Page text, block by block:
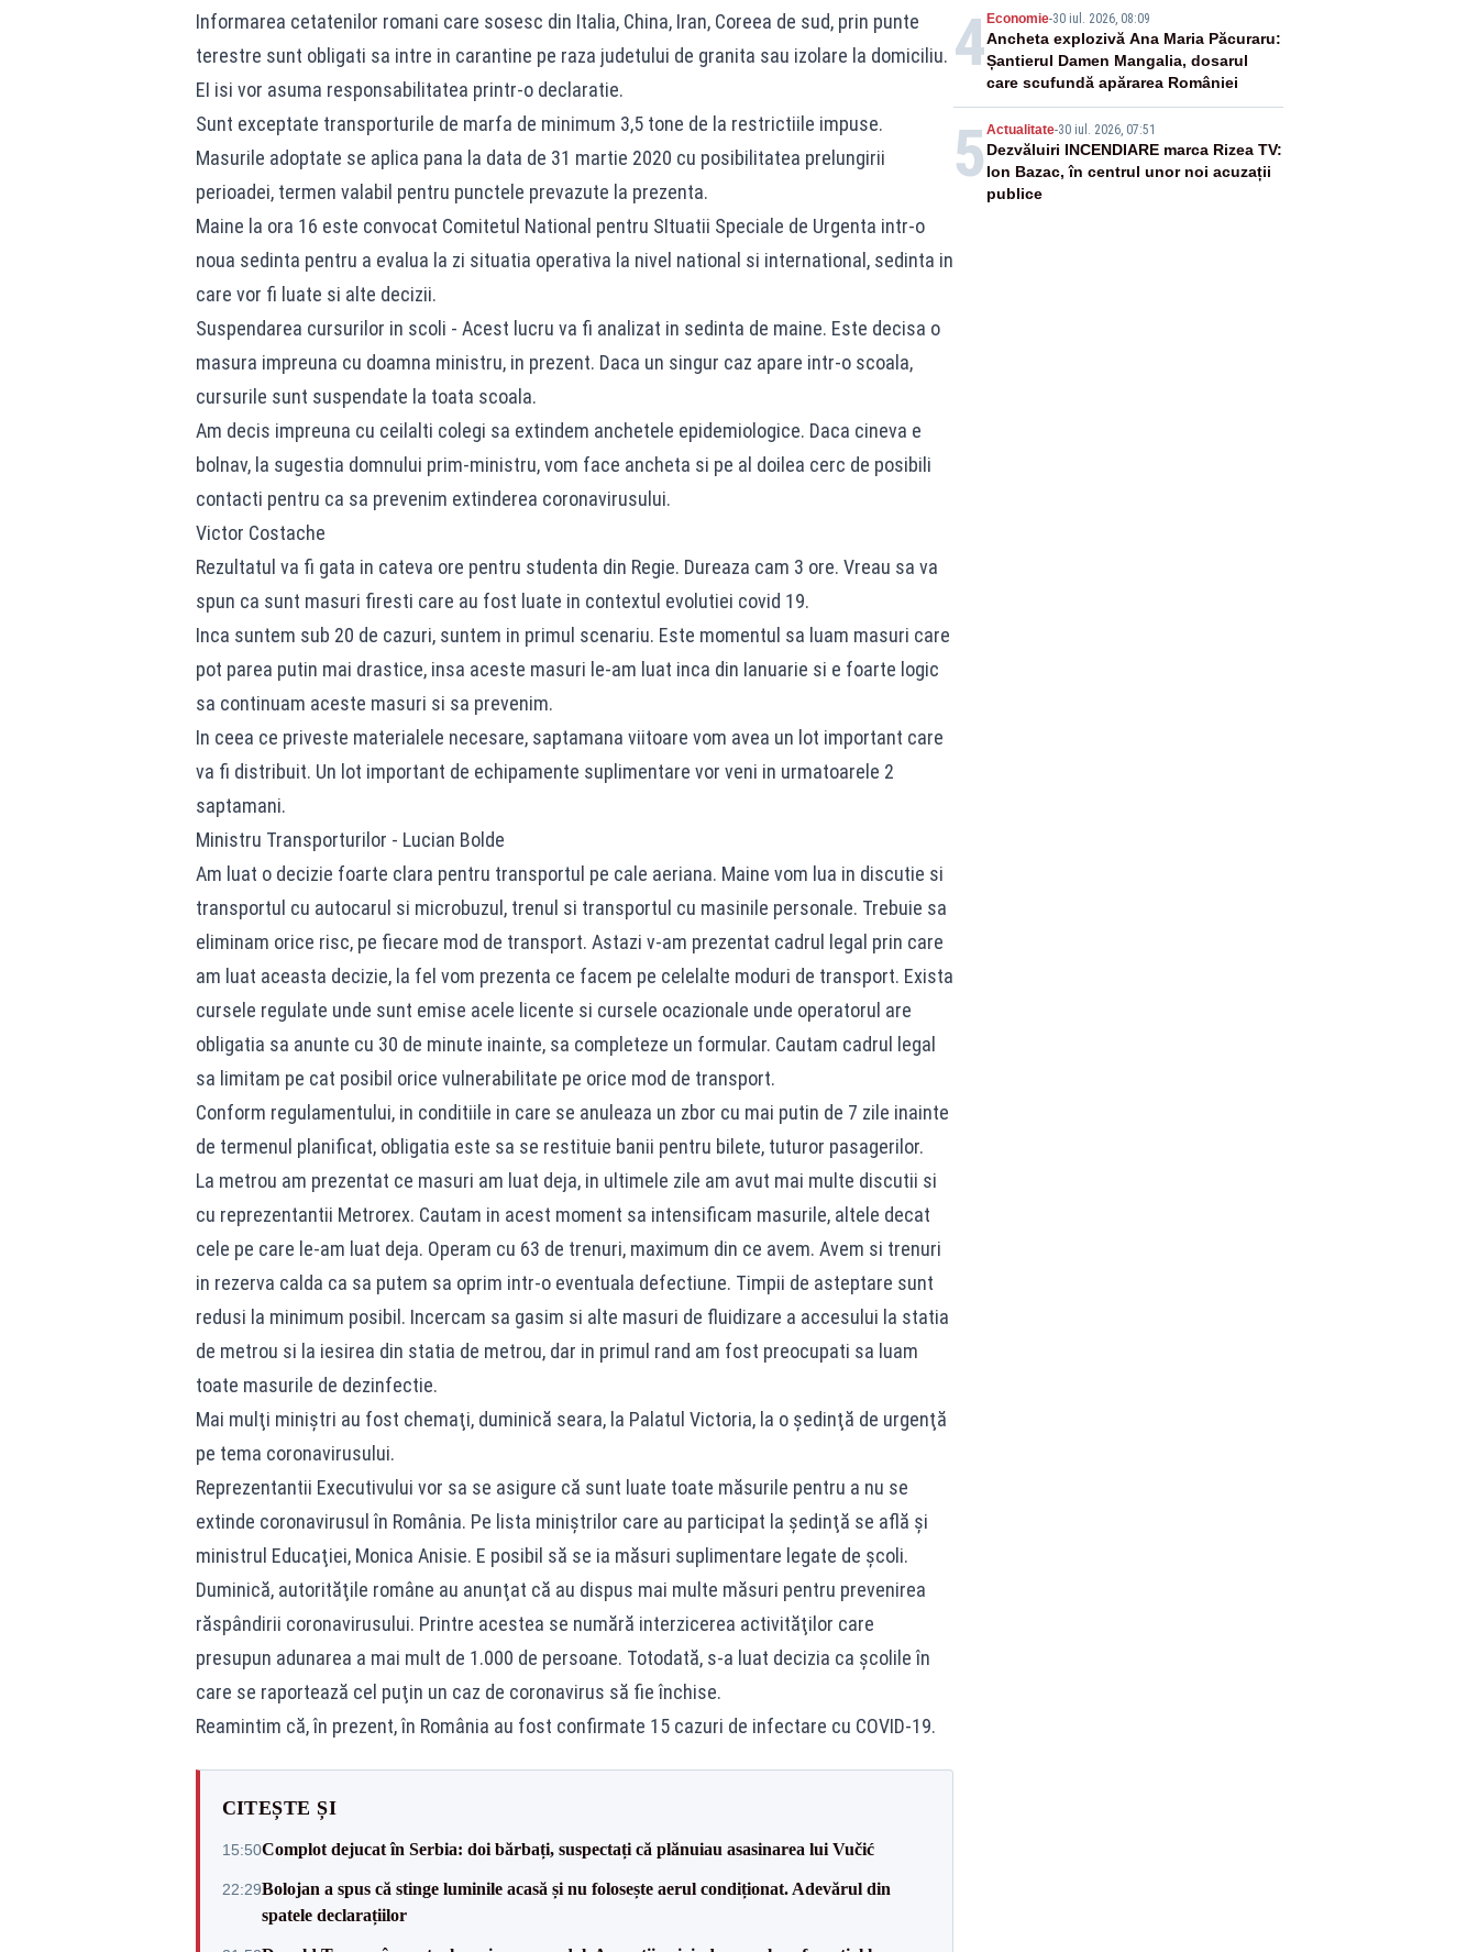
Informarea cetatenilor romani care sosesc din Italia, China, Iran, Coreea de sud, prin punte
terestre sunt obligati sa intre in carantine pe raza judetului de granita sau izolare la domiciliu.
EI isi vor asuma responsabilitatea printr-o declaratie.
Sunt exceptate transporturile de marfa de minimum 3,5 tone de la restrictiile impuse.
Masurile adoptate se aplica pana la data de 31 martie 2020 cu posibilitatea prelungirii
perioadei, termen valabil pentru punctele prevazute la prezenta.
Maine la ora 16 este convocat Comitetul National pentru SItuatii Speciale de Urgenta intr-o
noua sedinta pentru a evalua la zi situatia operativa la nivel national si international, sedinta in
care vor fi luate si alte decizii.
Suspendarea cursurilor in scoli - Acest lucru va fi analizat in sedinta de maine. Este decisa o
masura impreuna cu doamna ministru, in prezent. Daca un singur caz apare intr-o scoala,
cursurile sunt suspendate la toata scoala.
Am decis impreuna cu ceilalti colegi sa extindem anchetele epidemiologice. Daca cineva e
bolnav, la sugestia domnului prim-ministru, vom face ancheta si pe al doilea cerc de posibili
contacti pentru ca sa prevenim extinderea coronavirusului.
Victor Costache
Rezultatul va fi gata in cateva ore pentru studenta din Regie. Dureaza cam 3 ore. Vreau sa va
spun ca sunt masuri firesti care au fost luate in contextul evolutiei covid 19.
Inca suntem sub 20 de cazuri, suntem in primul scenariu. Este momentul sa luam masuri care
pot parea putin mai drastice, insa aceste masuri le-am luat inca din Ianuarie si e foarte logic
sa continuam aceste masuri si sa prevenim.
In ceea ce priveste materialele necesare, saptamana viitoare vom avea un lot important care
va fi distribuit. Un lot important de echipamente suplimentare vor veni in urmatoarele 2
saptamani.
Ministru Transporturilor - Lucian Bolde
Am luat o decizie foarte clara pentru transportul pe cale aeriana. Maine vom lua in discutie si
transportul cu autocarul si microbuzul, trenul si transportul cu masinile personale. Trebuie sa
eliminam orice risc, pe fiecare mod de transport. Astazi v-am prezentat cadrul legal prin care
am luat aceasta decizie, la fel vom prezenta ce facem pe celelalte moduri de transport. Exista
cursele regulate unde sunt emise acele licente si cursele ocazionale unde operatorul are
obligatia sa anunte cu 30 de minute inainte, sa completeze un formular. Cautam cadrul legal
sa limitam pe cat posibil orice vulnerabilitate pe orice mod de transport.
Conform regulamentului, in conditiile in care se anuleaza un zbor cu mai putin de 7 zile inainte
de termenul planificat, obligatia este sa se restituie banii pentru bilete, tuturor pasagerilor.
La metrou am prezentat ce masuri am luat deja, in ultimele zile am avut mai multe discutii si
cu reprezentantii Metrorex. Cautam in acest moment sa intensificam masurile, altele decat
cele pe care le-am luat deja. Operam cu 63 de trenuri, maximum din ce avem. Avem si trenuri
in rezerva calda ca sa putem sa oprim intr-o eventuala defectiune. Timpii de asteptare sunt
redusi la minimum posibil. Incercam sa gasim si alte masuri de fluidizare a accesului la statia
de metrou si la iesirea din statia de metrou, dar in primul rand am fost preocupati sa luam
toate masurile de dezinfectie.
Mai mulţi miniştri au fost chemaţi, duminică seara, la Palatul Victoria, la o şedinţă de urgenţă
pe tema coronavirusului.
Reprezentantii Executivului vor sa se asigure că sunt luate toate măsurile pentru a nu se
extinde coronavirusul în România. Pe lista miniştrilor care au participat la şedinţă se află şi
ministrul Educaţiei, Monica Anisie. E posibil să se ia măsuri suplimentare legate de şcoli.
Duminică, autorităţile române au anunţat că au dispus mai multe măsuri pentru prevenirea
răspândirii coronavirusului. Printre acestea se numără interzicerea activităţilor care
presupun adunarea a mai mult de 1.000 de persoane. Totodată, s-a luat decizia ca şcolile în
care se raportează cel puţin un caz de coronavirus să fie închise.
Reamintim că, în prezent, în România au fost confirmate 15 cazuri de infectare cu COVID-19.
CITEȘTE ȘI
15:50Complot dejucat în Serbia: doi bărbați, suspectați că plănuiau asasinarea lui Vučić
22:29Bolojan a spus că stinge luminile acasă și nu folosește aerul condiționat. Adevărul din
spatele declarațiilor
4 Economie-30 iul. 2026, 08:09
Ancheta explozivă Ana Maria Păcuraru:
Șantierul Damen Mangalia, dosarul
care scufundă apărarea României
5 Actualitate-30 iul. 2026, 07:51
Dezvăluiri INCENDIARE marca Rizea TV:
Ion Bazac, în centrul unor noi acuzații
publice